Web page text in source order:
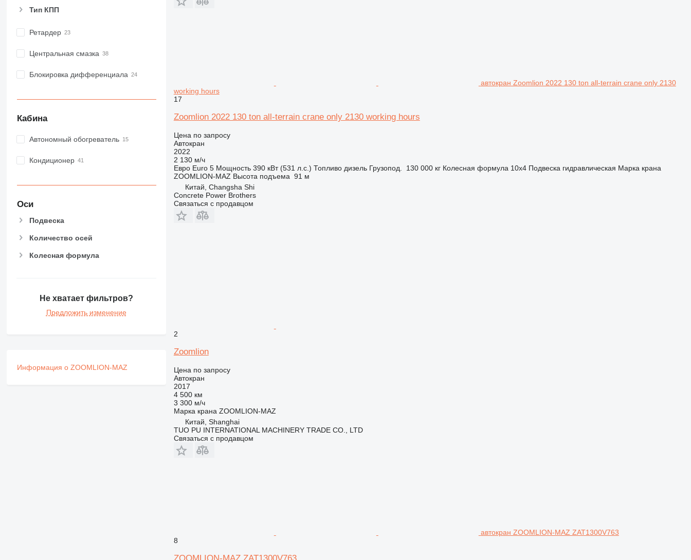
Тип КПП
Ретардер
Центральная смазка
Блокировка дифференциала
Кабина
Автономный обогреватель
Кондиционер
Оси
Подвеска
Количество осей
Колесная формула
Не хватает фильтров?
Предложить изменение
Информация о ZOOMLION-MAZ
автокран Zoomlion 2022 130 ton all-terrain crane only 2130
working hours
17
Zoomlion 2022 130 ton all-terrain crane only 2130 working hours
Цена по запросу
Автокран
2022
2 130 м/ч
Евро Euro 5 Мощность 390 кВт (531 л.с.) Топливо дизель Грузопод. 130 000 кг Колесная формула 10x4 Подвеска гидравлическая Марка крана
ZOOMLION-MAZ Высота подъема 91 м
Китай, Changsha Shi
Concrete Power Brothers
Связаться с продавцом
2
Zoomlion
Цена по запросу
Автокран
2017
4 500 км
3 300 м/ч
Марка крана ZOOMLION-MAZ
Китай, Shanghai
TUO PU INTERNATIONAL MACHINERY TRADE CO., LTD
Связаться с продавцом
автокран ZOOMLION-MAZ ZAT1300V763
8